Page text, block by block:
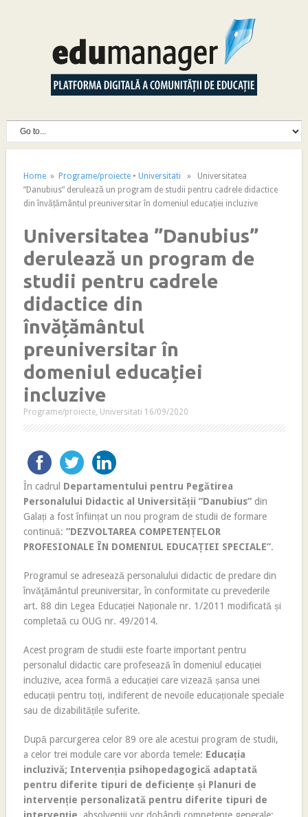
Home» Programe/proiecte• Universitati » Universitatea
”Danubius” derulează un program de studii pentru cadrele didactice
din învățământul preuniversitar în domeniul educației incluzive
Universitatea ”Danubius”
derulează un program de
studii pentru cadrele
didactice din
învățământul
preuniversitar în
domeniul educației
incluzive
Programe/proiecte, Universitati 16/09/2020
În cadrul Departamentului pentru Pegătirea
Personalului Didactic al Universității ”Danubius”din
Galați a fost înființat un nou program de studii de formare
continuă: ”DEZVOLTAREA COMPETENȚELOR
PROFESIONALE ÎN DOMENIUL EDUCAȚIEI SPECIALE”.
Programul se adresează personalului didactic de predare din
învăţământul preuniversitar, în conformitate cu prevederile
art. 88 din Legea Educației Naționale nr. 1/2011 modificată și
completaă cu OUG nr. 49/2014.
Acest program de studii este foarte important pentru
personalul didactic care profesează în domeniul educației
incluzive, acea formă a educației care vizează șansa unei
educații pentru toți, indiferent de nevoile educaționale speciale
sau de dizabilitățile suferite.
După parcurgerea celor 89 ore ale acestui program de studii,
a celor trei module care vor aborda temele: Educația
incluzivă; Intervenția psihopedagogică adaptată
pentru diferite tipuri de deficiențe și Planuri de
intervenție personalizată pentru diferite tipuri de